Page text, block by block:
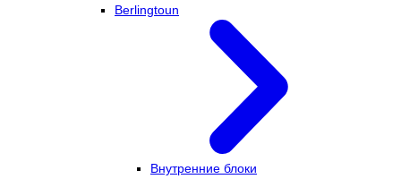
Berlingtoun
Внутренние блоки